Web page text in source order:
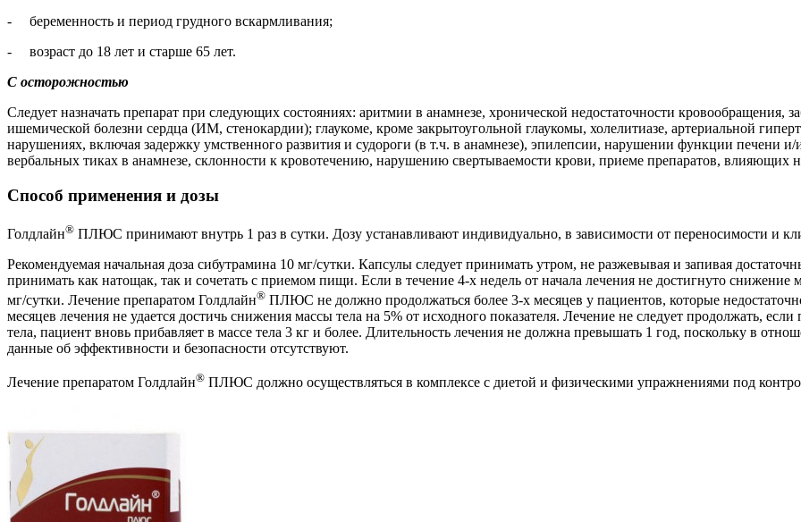
- беременность и период грудного вскармливания;
- возраст до 18 лет и старше 65 лет.
С осторожностью
Следует назначать препарат при следующих состояниях: аритмии в анамнезе, хронической недостаточности кровообращения,
ишемической болезни сердца (ИМ, стенокардии); глаукоме, кроме закрытоугольной глаукомы, холелитиазе, артериальной
нарушениях, включая задержку умственного развития и судороги (в т.ч. в анамнезе), эпилепсии, нарушении функции печени
вербальных тиках в анамнезе, склонности к кровотечению, нарушению свертываемости крови, приеме препаратов, влияющих
Способ применения и дозы
Голдлайн® ПЛЮС принимают внутрь 1 раз в сутки. Дозу устанавливают индивидуально, в зависимости от переносимости и
Рекомендуемая начальная доза сибутрамина 10 мг/сутки. Капсулы следует принимать утром, не разжевывая и запивая
принимать как натощак, так и сочетать с приемом пищи. Если в течение 4‑х недель от начала лечения не достигнуто снижение
мг/сутки. Лечение препаратом Голдлайн® ПЛЮС не должно продолжаться более 3‑х месяцев у пациентов, которые
месяцев лечения не удается достичь снижения массы тела на 5% от исходного показателя. Лечение не следует продолжать,
тела, пациент вновь прибавляет в массе тела 3 кг и более. Длительность лечения не должна превышать 1 год, поскольку в
данные об эффективности и безопасности отсутствуют.
Лечение препаратом Голдлайн® ПЛЮС должно осуществляться в комплексе с диетой и физическими упражнениями под